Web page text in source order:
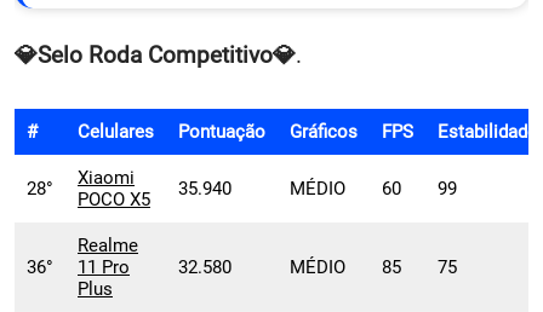
💎Selo Roda Competitivo💎.
# Celulares Pontuação Gráficos FPS Estabilidade
28°
Xiaomi
POCO X5
35.940 MÉDIO 60 99
36°
Realme
11 Pro
Plus
32.580 MÉDIO 85 75